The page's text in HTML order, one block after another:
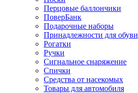
Перцовые баллончики
ПоверБанк
Подарочные наборы
Принадлежности для обуви
Рогатки
Ручки
Сигнальное снаряжение
Спички
Средства от насекомых
Товары для автомобиля